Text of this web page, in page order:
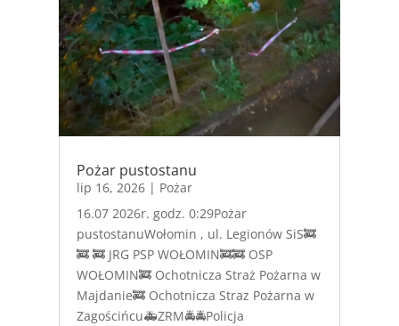
Pożar pustostanu
lip 16, 2026 | Pożar
16.07 2026r. godz. 0:29Pożar
pustostanuWołomin , ul. Legionów SiS🚒
🚒 🚒 JRG PSP WOŁOMIN🚒🚒 OSP
WOŁOMIN🚒 Ochotnicza Straż Pożarna w
Majdanie🚒 Ochotnicza Straz Pożarna w
Zagościńcu🚑ZRM🚔🚔Policja